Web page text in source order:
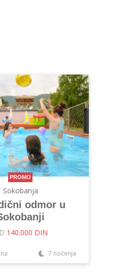
PROMO
Sokobanja
odmor u
140.000 DIN
7 noćenja